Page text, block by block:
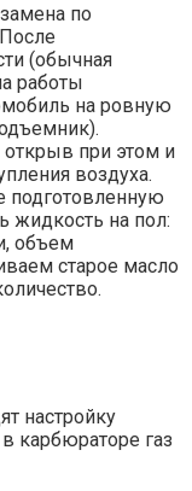
по
(обычная
работы
на ровную
при этом и
воздуха.
подготовленную
жидкость на пол:
объем
старое масло
настройку
карбюраторе газ